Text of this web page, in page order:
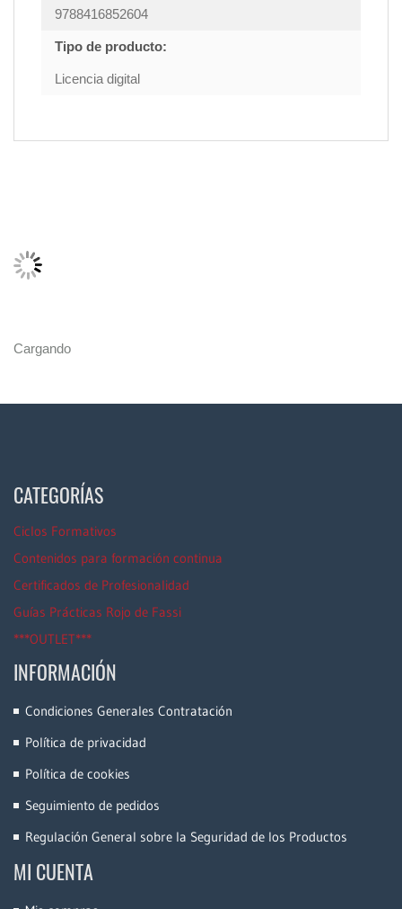
9788416852604
Tipo de producto:
Licencia digital
Cargando
CATEGORÍAS
Ciclos Formativos
Contenidos para formación continua
Certificados de Profesionalidad
Guías Prácticas Rojo de Fassi
***OUTLET***
INFORMACIÓN
Condiciones Generales Contratación
Política de privacidad
Política de cookies
Seguimiento de pedidos
Regulación General sobre la Seguridad de los Productos
MI CUENTA